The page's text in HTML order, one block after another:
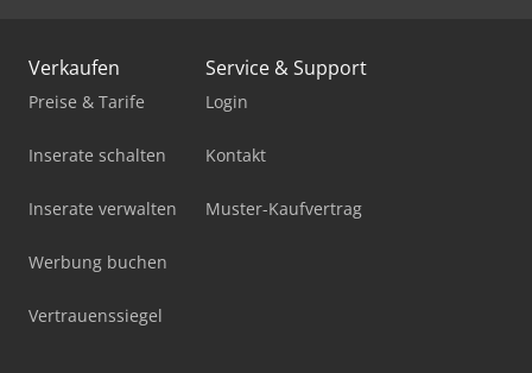
Verkaufen
Preise & Tarife
Inserate schalten
Inserate verwalten
Werbung buchen
Vertrauenssiegel
Service & Support
Login
Kontakt
Muster-Kaufvertrag